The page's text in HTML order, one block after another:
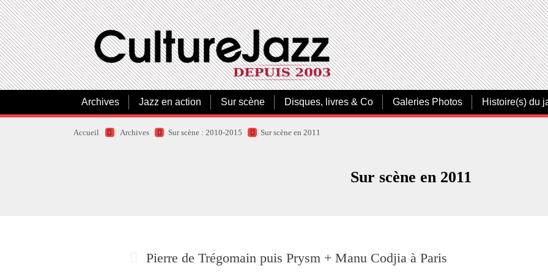
Archives Jazz en action Sur scène Disques, livres & Co Galeries Photos Histoire(s) du
Accueil Archives Sur scène : 2010-2015 Sur scène en 2011
Sur scène en 2011
Pierre de Trégomain puis Prysm + Manu Codjia à Paris